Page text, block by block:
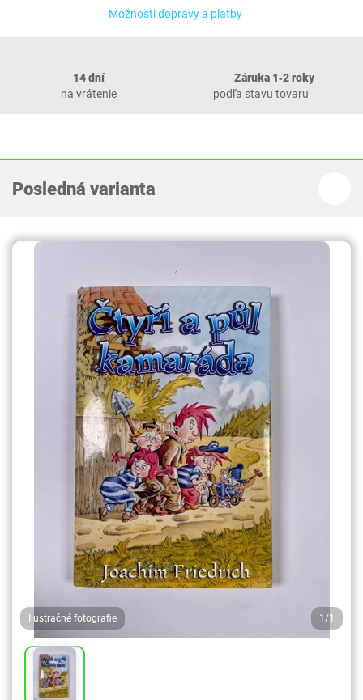
Možnosti dopravy a platby
14 dní
na vrátenie
Záruka 1‐2 roky
podľa stavu tovaru
Posledná varianta
Ilustračné fotografie 1/1